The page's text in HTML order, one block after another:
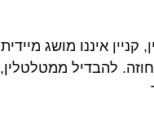
איננו מושג מיידית
להבדיל ממטלטלין,